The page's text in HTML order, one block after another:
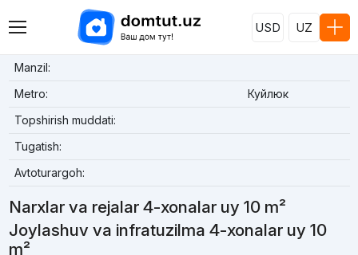
USD UZ
Manzil:
Metro:
Куйлюк
Topshirish muddati:
Tugatish:
Avtoturargoh:
Narxlar va rejalar 4-xonalar uy 10 m²
Joylashuv va infratuzilma 4-xonalar uy 10
m²